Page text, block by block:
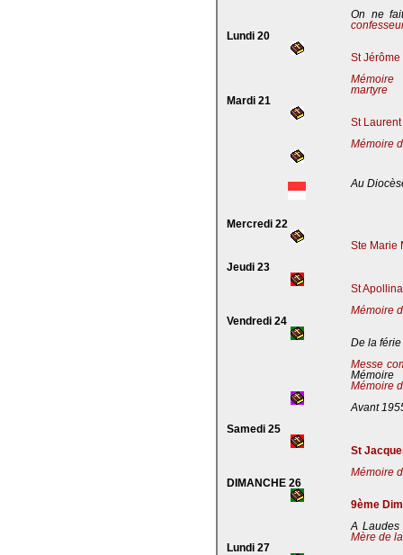
On ne
Lundi 20
St
Mémoire
martyre
Mardi 21
St
Mémoire
Au
Mercredi 22
Ste Marie
Jeudi 23
St
Mémoire
Vendredi 24
De la férie
Messe
Mémoire
Mémoire
Avant
Samedi 25
St
Mémoire
DIMANCHE 26
9ème
A
Mère de
Lundi 27